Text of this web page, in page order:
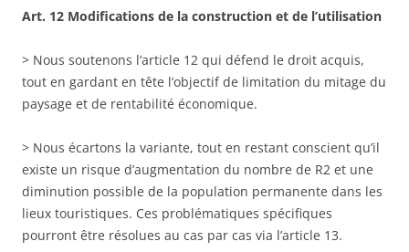
Art. 12 Modifications de la construction et de l’utilisation
> Nous soutenons l’article 12 qui défend le droit acquis,
tout en gardant en tête l’objectif de limitation du mitage du
paysage et de rentabilité économique.
> Nous écartons la variante, tout en restant conscient qu’il
existe un risque d’augmentation du nombre de R2 et une
diminution possible de la population permanente dans les
lieux touristiques. Ces problématiques spécifiques
pourront être résolues au cas par cas via l’article 13.